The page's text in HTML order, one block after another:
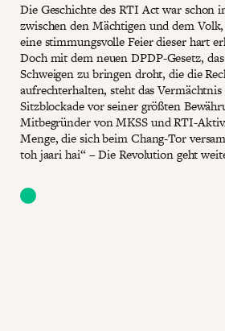
Die Geschichte des RTI Act war schon
zwischen den Mächtigen und dem
eine stimmungsvolle Feier dieser hart
Doch mit dem neuen DPDP-Gesetz,
Schweigen zu bringen droht, die die
aufrechterhalten, steht das
Sitzblockade vor seiner größten
Mitbegründer von MKSS und RTI-
Menge, die sich beim Chang-Tor
toh jaari hai“ – Die Revolution geht